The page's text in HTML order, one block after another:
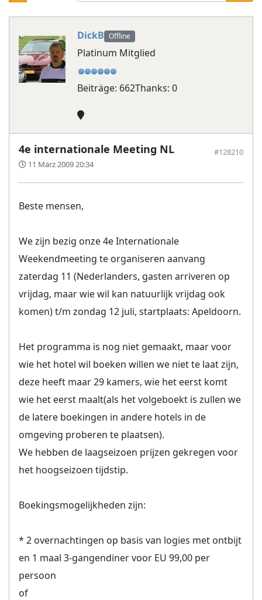
DickB Offline
Platinum Mitglied
Beiträge: 662Thanks: 0
4e internationale Meeting NL
11 März 2009 20:34
#128210
Beste mensen,
We zijn bezig onze 4e Internationale
Weekendmeeting te organiseren aanvang
zaterdag 11 (Nederlanders, gasten arriveren op
vrijdag, maar wie wil kan natuurlijk vrijdag ook
komen) t/m zondag 12 juli, startplaats: Apeldoorn.
Het programma is nog niet gemaakt, maar voor
wie het hotel wil boeken willen we niet te laat zijn,
deze heeft maar 29 kamers, wie het eerst komt
wie het eerst maalt(als het volgeboekt is zullen we
de latere boekingen in andere hotels in de
omgeving proberen te plaatsen).
We hebben de laagseizoen prijzen gekregen voor
het hoogseizoen tijdstip.
Boekingsmogelijkheden zijn:
* 2 overnachtingen op basis van logies met ontbijt
en 1 maal 3-gangendiner voor EU 99,00 per
persoon
of